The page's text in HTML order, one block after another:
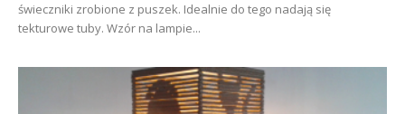
świeczniki zrobione z puszek. Idealnie do tego nadają się
tekturowe tuby. Wzór na lampie...